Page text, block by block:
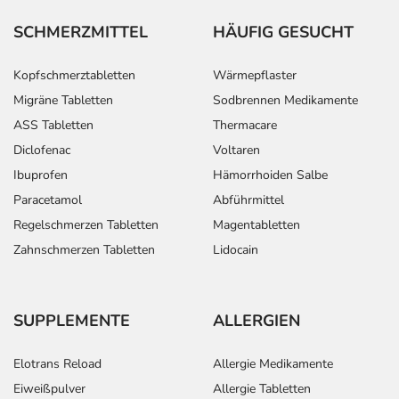
SCHMERZMITTEL
Kopfschmerztabletten
Migräne Tabletten
ASS Tabletten
Diclofenac
Ibuprofen
Paracetamol
Regelschmerzen Tabletten
Zahnschmerzen Tabletten
HÄUFIG GESUCHT
Wärmepflaster
Sodbrennen Medikamente
Thermacare
Voltaren
Hämorrhoiden Salbe
Abführmittel
Magentabletten
Lidocain
SUPPLEMENTE
Elotrans Reload
Eiweißpulver
ALLERGIEN
Allergie Medikamente
Allergie Tabletten